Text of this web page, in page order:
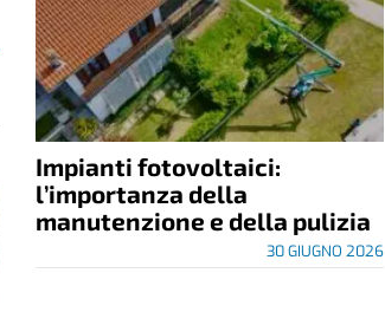
Impianti fotovoltaici:
l’importanza della
manutenzione e della pulizia
30 GIUGNO 2026